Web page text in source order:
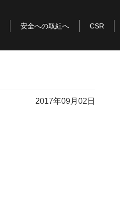
安全への取組へ CSR
2017年09月02日